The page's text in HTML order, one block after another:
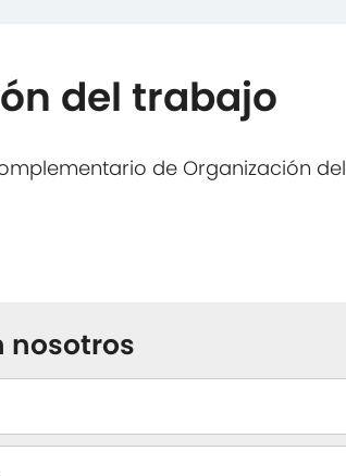
del trabajo
de Organización del
nosotros